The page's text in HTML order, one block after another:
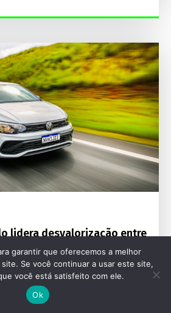
lidera desvalorização entre
mais vendidos
garantir que oferecemos a melhor
Se você continuar a usar este site,
você está satisfeito com ele.
Ok